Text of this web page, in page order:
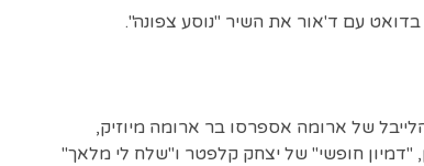
עם ד'אור את השיר "נוסע צפונה".
הלייבל של ארומה אספרסו בר ארומה מיוזיק,
"דמיון חופשי" של יצחק קלפטר ו"שלח לי מלאך"